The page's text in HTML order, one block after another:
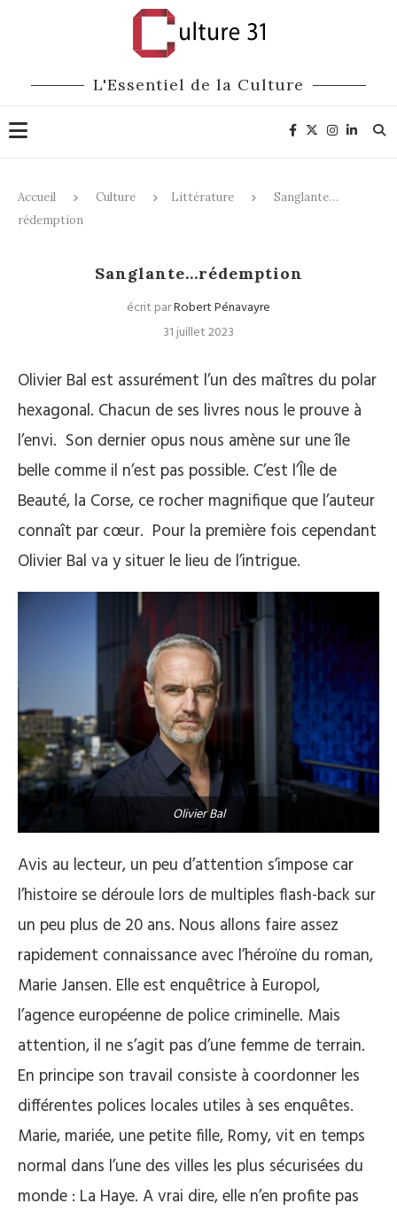
L'Essentiel de la Culture
Accueil Culture Littérature
Sanglante…
rédemption
Littérature
Sanglante…rédemption
écrit parRobert Pénavayre
31 juillet 2023
Olivier Bal est assurément l’un des maîtres du polar
hexagonal. Chacun de ses livres nous le prouve à
l’envi. Son dernier opus nous amène sur une île
belle comme il n’est pas possible. C’est l’Île de
Beauté, la Corse, ce rocher magnifique que l’auteur
connaît par cœur. Pour la première fois cependant
Olivier Bal va y situer le lieu de l’intrigue.
Olivier Bal
Avis au lecteur, un peu d’attention s’impose car
l’histoire se déroule lors de multiples flash-back sur
un peu plus de 20 ans. Nous allons faire assez
rapidement connaissance avec l’héroïne du roman,
Marie Jansen. Elle est enquêtrice à Europol,
l’agence européenne de police criminelle. Mais
attention, il ne s’agit pas d’une femme de terrain.
En principe son travail consiste à coordonner les
différentes polices locales utiles à ses enquêtes.
Marie, mariée, une petite fille, Romy, vit en temps
normal dans l’une des villes les plus sécurisées du
monde : La Haye. A vrai dire, elle n’en profite pas